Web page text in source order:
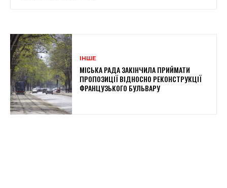
ІНШЕ
МІСЬКА РАДА ЗАКІНЧИЛА ПРИЙМАТИ
ПРОПОЗИЦІЇ ВІДНОСНО РЕКОНСТРУКЦІЇ
ФРАНЦУЗЬКОГО БУЛЬВАРУ